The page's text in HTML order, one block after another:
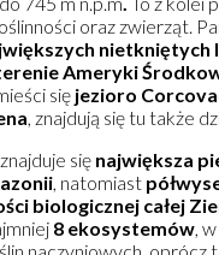
oraz zwierząt.
nietkniętych
Ameryki
się jezioro
, znajdują się tu także
znajduje się największa
, natomiast
biologicznej całej
8 ekosystemów ,
naczyniowych, oprócz